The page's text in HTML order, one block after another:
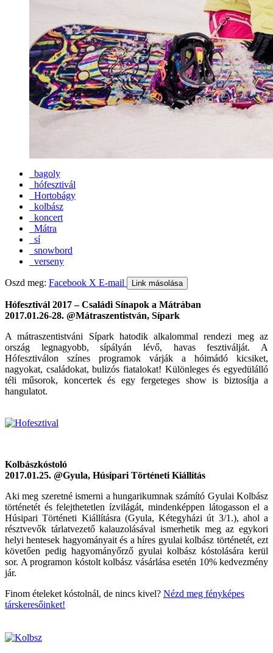
bagoly
hófesztivál
Hortobágy
kolbász
koncert
Mátra
sí
snowbord
verseny
Oszd meg: Facebook X E-mail Link másolása
Hófesztivál 2017 – Családi Sínapok a Mátrában
2017.01.26-28. @Mátraszentistván, Sípark
A mátraszentistváni Sípark hatodik alkalommal rendezi meg az
ország legnagyobb, sípályán lévő, havas fesztiválját. A
Hófesztiválon színes programok várják a hóimádó kicsiket,
nagyokat, családokat, bulizós fiatalokat! Különleges és egyedülálló
téli műsorok, koncertek és egy fergeteges show is biztosítja a
hangulatot.
Kolbászkóstoló
2017.01.25. @Gyula, Húsipari Történeti Kiállítás
Aki meg szeretné ismerni a hungarikumnak számító Gyulai Kolbász
történetét és felejthetetlen ízvilágát, mindenképpen látogasson el a
Húsipari Történeti Kiállításra (Gyula, Kétegyházi út 3/1.), ahol a
résztvevők tárlatvezető kalauzolásával ismerhetik meg az egykori
helyi hentesek hagyományait és a híres gyulai kolbász történetét, ezt
követően pedig hagyományőrző gyulai kolbász kóstolására kerül
sor. A programon kóstolt kolbász vásárlása esetén 10% kedvezmény
jár.
Finom ételeket kóstolnál, de nincs kivel? Nézd meg fényképes
társkeresőinket!